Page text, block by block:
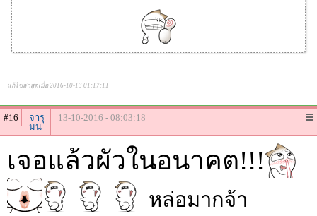
แก้ไขล่าสุดเมื่อ 2016-10-13 01:17:11
#16
จารุ
มน
13-10-2016 - 08:03:18
เจอแล้วผัวในอนาคต!!!
หล่อมากจ้า